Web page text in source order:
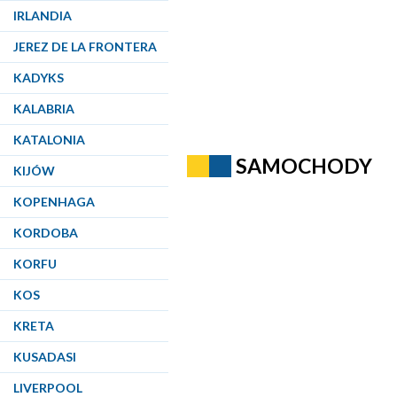
IRLANDIA
JEREZ DE LA FRONTERA
KADYKS
KALABRIA
KATALONIA
KIJÓW
KOPENHAGA
KORDOBA
KORFU
KOS
KRETA
KUSADASI
LIVERPOOL
SAMOCHODY